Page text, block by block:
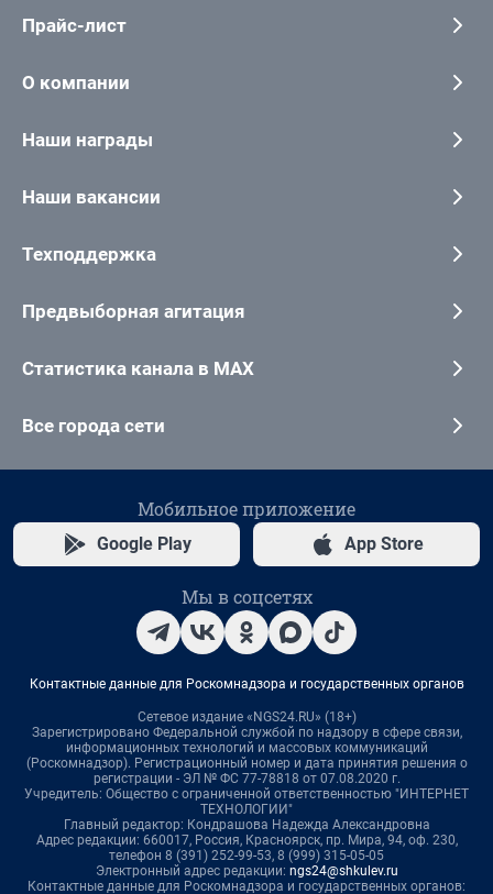
Прайс-лист
О компании
Наши награды
Наши вакансии
Техподдержка
Предвыборная агитация
Статистика канала в MAX
Все города сети
Мобильное приложение
Google Play App Store
Мы в соцсетях
Контактные данные для Роскомнадзора и государственных органов
Сетевое издание «NGS24.RU» (18+)
Зарегистрировано Федеральной службой по надзору в сфере связи,
информационных технологий и массовых коммуникаций
(Роскомнадзор). Регистрационный номер и дата принятия решения о
регистрации - ЭЛ № ФС 77-78818 от 07.08.2020 г.
Учредитель: Общество с ограниченной ответственностью "ИНТЕРНЕТ
ТЕХНОЛОГИИ"
Главный редактор: Кондрашова Надежда Александровна
Адрес редакции: 660017, Россия, Красноярск, пр. Мира, 94, оф. 230,
телефон 8 (391) 252-99-53, 8 (999) 315-05-05
Электронный адрес редакции: ngs24@shkulev.ru
Контактные данные для Роскомнадзора и государственных органов: